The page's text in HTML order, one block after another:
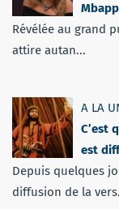
Révélée au grand
attire autan...
A LA
C’est
est
Depuis quelques
diffusion de la